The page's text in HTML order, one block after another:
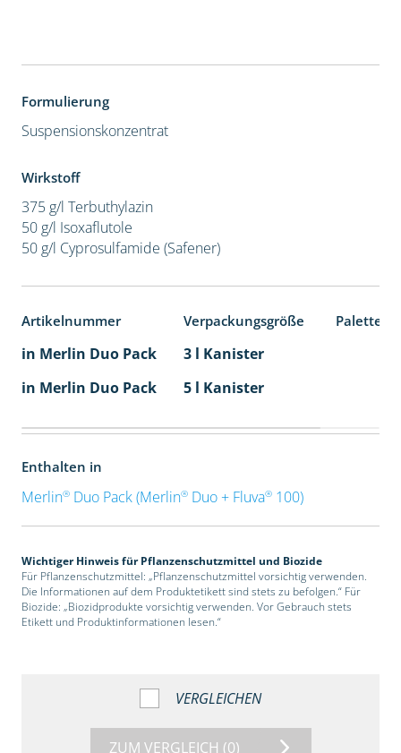
Formulierung
Suspensionskonzentrat
Wirkstoff
375 g/l Terbuthylazin
50 g/l Isoxaflutole
50 g/l Cyprosulfamide (Safener)
Artikelnummer Verpackungsgröße
in Merlin Duo Pack
3 l Kanister
in Merlin Duo Pack
5 l Kanister
Enthalten in
Merlin®Duo Pack (Merlin®Duo + Fluva®100)
Wichtiger Hinweis für Pflanzenschutzmittel und Biozide
Für Pflanzenschutzmittel: „Pflanzenschutzmittel vorsichtig verwenden.
Die Informationen auf dem Produktetikett sind stets zu befolgen.“ Für
Biozide: „Biozidprodukte vorsichtig verwenden. Vor Gebrauch stets
Etikett und Produktinformationen lesen.“
VERGLEICHEN
ZUM VERGLEICH (0)